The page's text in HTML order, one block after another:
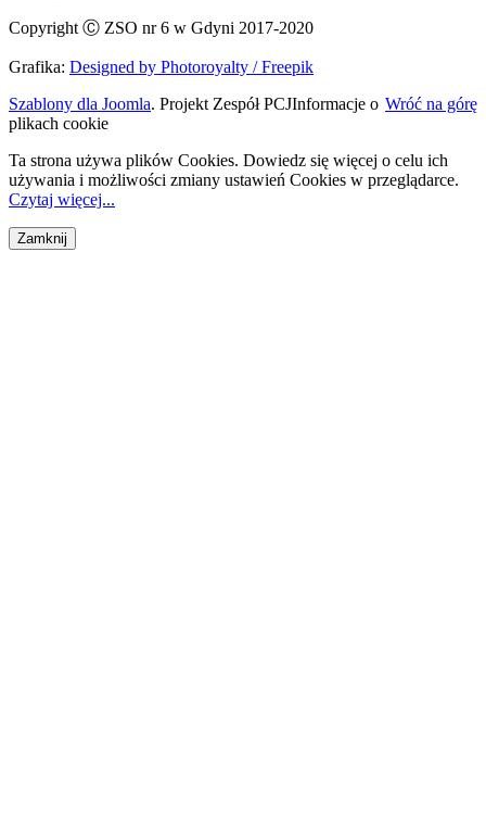
Copyright Ⓒ ZSO nr 6 w Gdyni 2017-2020
Grafika: Designed by Photoroyalty / Freepik
Szablony dla Joomla. Projekt Zespół PCJ Wróć na górę
Informacje o
plikach cookie
Ta strona używa plików Cookies. Dowiedz się więcej o celu ich
używania i możliwości zmiany ustawień Cookies w przeglądarce.
Czytaj więcej...